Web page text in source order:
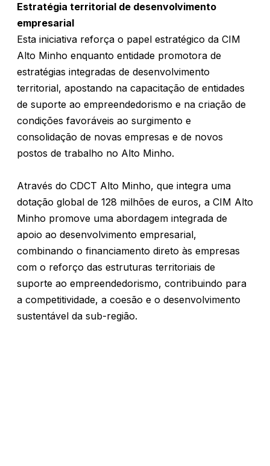
Estratégia territorial de desenvolvimento
empresarial
Esta iniciativa reforça o papel estratégico da CIM
Alto Minho enquanto entidade promotora de
estratégias integradas de desenvolvimento
territorial, apostando na capacitação de entidades
de suporte ao empreendedorismo e na criação de
condições favoráveis ao surgimento e
consolidação de novas empresas e de novos
postos de trabalho no Alto Minho.
Através do CDCT Alto Minho, que integra uma
dotação global de 128 milhões de euros, a CIM Alto
Minho promove uma abordagem integrada de
apoio ao desenvolvimento empresarial,
combinando o financiamento direto às empresas
com o reforço das estruturas territoriais de
suporte ao empreendedorismo, contribuindo para
a competitividade, a coesão e o desenvolvimento
sustentável da sub-região.